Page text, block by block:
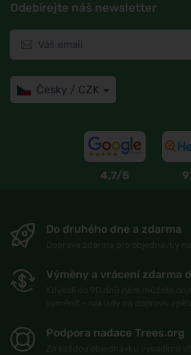
Odebírejte náš newsletter
Česky / CZK
4,7/5
Do druhého dne a zdarma
Výměny a vrácení zdarma
Podpora nadace Trees.org